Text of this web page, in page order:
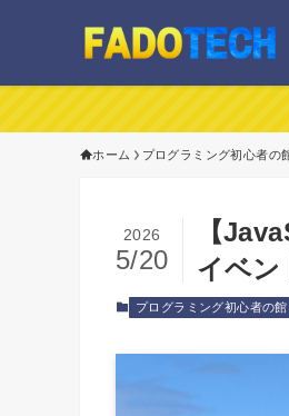
ホーム プログラミング初心者の
【
イベン
2026
5/20
プログラミング初心者の館